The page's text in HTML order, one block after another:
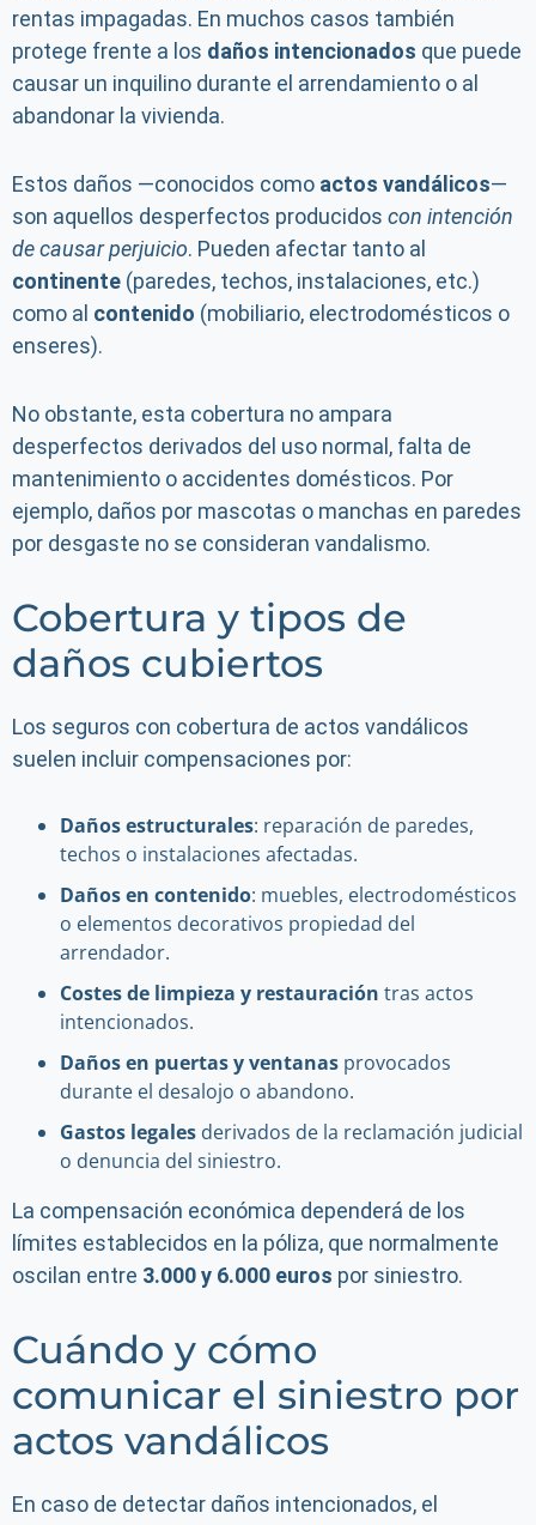
rentas impagadas. En muchos casos también
protege frente a los daños intencionados que puede
causar un inquilino durante el arrendamiento o al
abandonar la vivienda.
Estos daños —conocidos como actos vandálicos—
son aquellos desperfectos producidos con intención
de causar perjuicio. Pueden afectar tanto al
continente (paredes, techos, instalaciones, etc.)
como al contenido (mobiliario, electrodomésticos o
enseres).
No obstante, esta cobertura no ampara
desperfectos derivados del uso normal, falta de
mantenimiento o accidentes domésticos. Por
ejemplo, daños por mascotas o manchas en paredes
por desgaste no se consideran vandalismo.
Cobertura y tipos de
daños cubiertos
Los seguros con cobertura de actos vandálicos
suelen incluir compensaciones por:
Daños estructurales: reparación de paredes,
techos o instalaciones afectadas.
Daños en contenido: muebles, electrodomésticos
o elementos decorativos propiedad del
arrendador.
Costes de limpieza y restauración tras actos
intencionados.
Daños en puertas y ventanas provocados
durante el desalojo o abandono.
Gastos legales derivados de la reclamación judicial
o denuncia del siniestro.
La compensación económica dependerá de los
límites establecidos en la póliza, que normalmente
oscilan entre 3.000 y 6.000 euros por siniestro.
Cuándo y cómo
comunicar el siniestro por
actos vandálicos
En caso de detectar daños intencionados, el